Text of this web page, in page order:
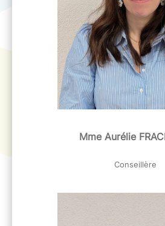
Mme Aurélie
Conseillère